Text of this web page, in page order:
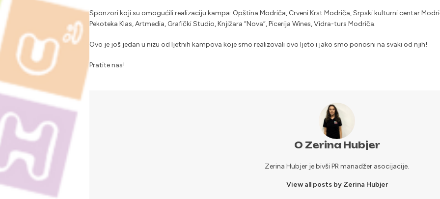
Sponzori koji su omogućili realizaciju kampa: Opština Modriča, Crveni Krst Modriča, Srpski kulturni centar
Pekoteka Klas, Artmedia, Grafički Studio, Knjižara “Nova”, Picerija Wines, Vidra-turs Modriča.
Ovo je još jedan u nizu od ljetnih kampova koje smo realizovali ovo ljeto i jako smo ponosni na svaki od njih!
Pratite nas!
O Zerina Hubjer
Zerina Hubjer je bivši PR manadžer asocijacije.
View all posts by Zerina Hubjer